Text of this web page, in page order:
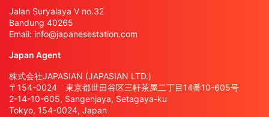
Jalan Suryalaya V no.32
Bandung 40265
Email: info@japanesestation.com
Japan Agent
株式会社JAPASIAN (JAPASIAN LTD.)
〒154-0024 東京都世田谷区三軒茶屋二丁目14番10-605号
2-14-10-605, Sangenjaya, Setagaya-ku
Tokyo, 154-0024, Japan